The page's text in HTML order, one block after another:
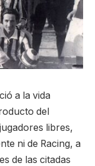
a la vida
del
libres,
ni de Racing, a
de las citadas